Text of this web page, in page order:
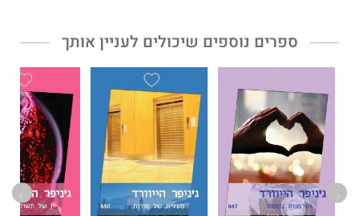
ספרים נוספים שיכולים לעניין אותך